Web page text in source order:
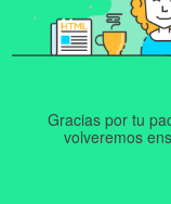
Gracias por tu
volveremos